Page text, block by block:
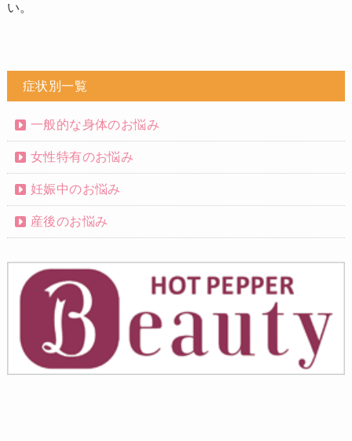
い。
症状別一覧
一般的な身体のお悩み
女性特有のお悩み
妊娠中のお悩み
産後のお悩み